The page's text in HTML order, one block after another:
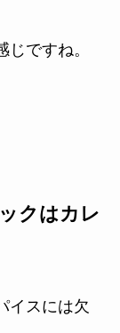
ですね。
クはカレ
イスには欠